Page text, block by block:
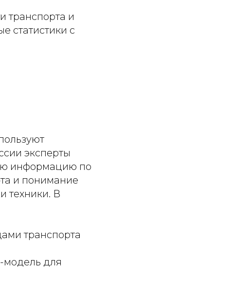
транспорта и
статистики с
эксперты
информацию по
и понимание
техники. В
транспорта
модель для